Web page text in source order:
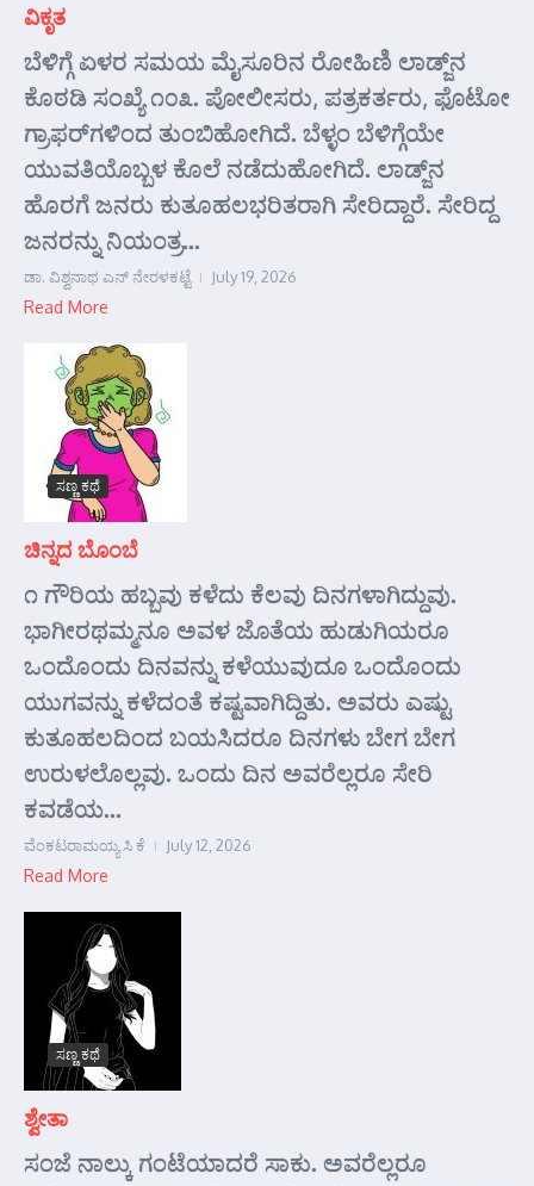
ವಿಕೃತ
ಬೆಳಿಗ್ಗೆ ಏಳರ ಸಮಯ ಮೈಸೂರಿನ ರೋಹಿಣಿ ಲಾಡ್ಜ್‌ನ
ಕೊಠಡಿ ಸಂಖ್ಯೆ ೧೦೩. ಪೋಲೀಸರು, ಪತ್ರಕರ್ತರು, ಫೊಟೋ
ಗ್ರಾಫರ್‌ಗಳಿಂದ ತುಂಬಿಹೋಗಿದೆ. ಬೆಳ್ಳಂ ಬೆಳಿಗ್ಗೆಯೇ
ಯುವತಿಯೊಬ್ಬಳ ಕೊಲೆ ನಡೆದುಹೋಗಿದೆ. ಲಾಡ್ಜ್‌ನ
ಹೊರಗೆ ಜನರು ಕುತೂಹಲಭರಿತರಾಗಿ ಸೇರಿದ್ದಾರೆ. ಸೇರಿದ್ದ
ಜನರನ್ನು ನಿಯಂತ್ರ...
ಡಾ. ವಿಶ್ವನಾಥ ಎನ್ ನೇರಳಕಟ್ಟೆ July 19, 2026
Read More
ಸಣ್ಣ ಕಥೆ
ಚಿನ್ನದ ಬೊಂಬೆ
೧ ಗೌರಿಯ ಹಬ್ಬವು ಕಳೆದು ಕೆಲವು ದಿನಗಳಾಗಿದ್ದುವು.
ಭಾಗೀರಥಮ್ಮನೂ ಅವಳ ಜೊತೆಯ ಹುಡುಗಿಯರೂ
ಒಂದೊಂದು ದಿನವನ್ನು ಕಳೆಯುವುದೂ ಒಂದೊಂದು
ಯುಗವನ್ನು ಕಳೆದಂತೆ ಕಷ್ಟವಾಗಿದ್ದಿತು. ಅವರು ಎಷ್ಟು
ಕುತೂಹಲದಿಂದ ಬಯಸಿದರೂ ದಿನಗಳು ಬೇಗ ಬೇಗ
ಉರುಳಲೊಲ್ಲವು. ಒಂದು ದಿನ ಅವರೆಲ್ಲರೂ ಸೇರಿ
ಕವಡೆಯ...
ವೆಂಕಟರಾಮಯ್ಯ ಸಿ ಕೆ July 12, 2026
Read More
ಸಣ್ಣ ಕಥೆ
ಶ್ವೇತಾ
ಸಂಜೆ ನಾಲ್ಕು ಗಂಟೆಯಾದರೆ ಸಾಕು. ಅವರೆಲ್ಲರೂ